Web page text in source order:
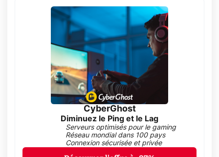
CyberGhost
Diminuez le Ping et le Lag
Serveurs optimisés pour le gaming
Réseau mondial dans 100 pays
Connexion sécurisée et privée